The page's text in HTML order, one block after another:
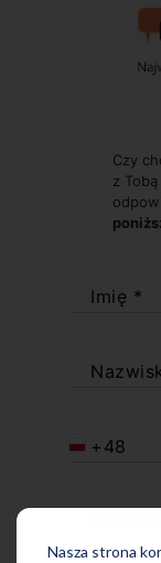
Nasza strona
Czy
z
Imię *
+48